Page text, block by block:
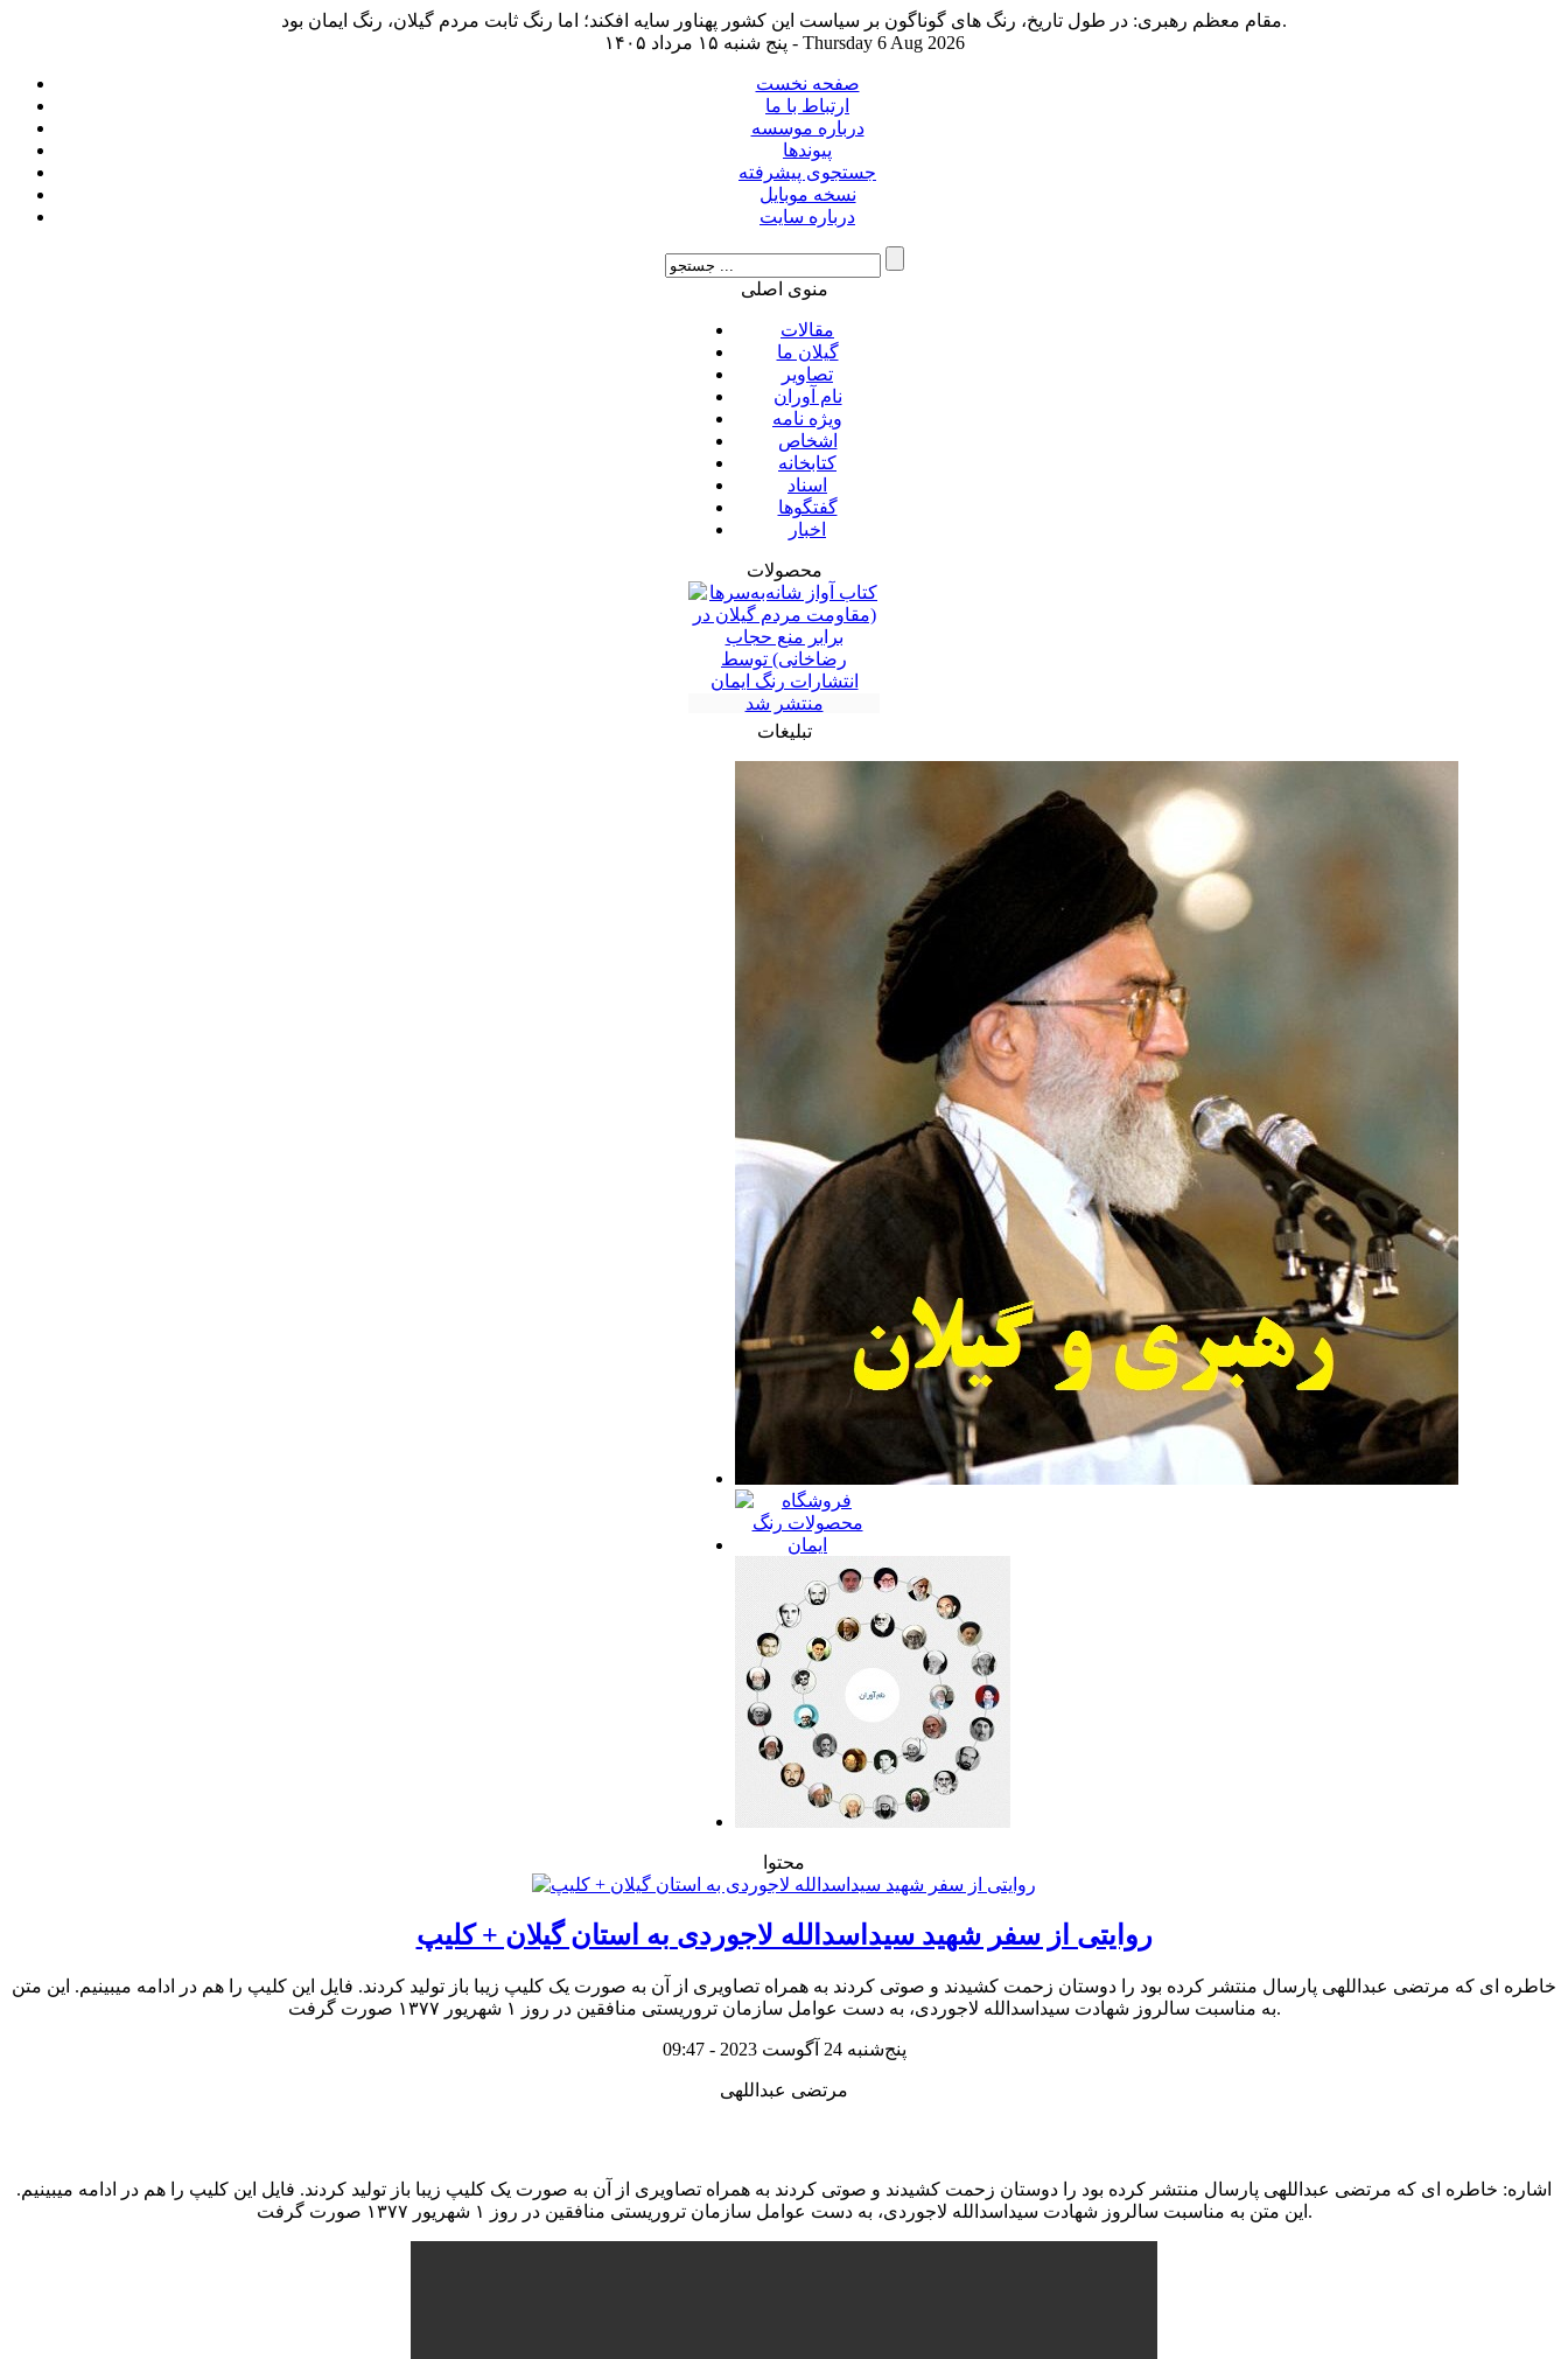
مقام معظم رهبری: در طول تاریخ، رنگ های گوناگون بر سیاست این کشور پهناور سایه افکند؛ اما رنگ ثابت مردم گیلان، رنگ ایمان بود.
پنج شنبه ۱۵ مرداد ۱۴۰۵ - Thursday 6 Aug 2026
صفحه نخست
ارتباط با ما
درباره موسسه
پیوندها
جستجوی پیشرفته
نسخه موبایل
درباره سایت
منوی اصلی
مقالات
گیلان ما
تصاویر
نام آوران
ویژه نامه
اشخاص
کتابخانه
اسناد
گفتگوها
اخبار
محصولات
تبلیغات
محتوا
روایتی از سفر شهید سیداسدالله لاجوردی به استان گیلان + کلیپ
خاطره ای که مرتضی عبداللهی پارسال منتشر کرده بود را دوستان زحمت کشیدند و صوتی کردند به همراه تصاویری از آن به صورت یک کلیپ زیبا باز تولید کردند. فایل این کلیپ را هم در ادامه میبینیم. این متن
به مناسبت سالروز شهادت سیداسدالله لاجوردی، به دست عوامل سازمان تروریستی منافقین در روز ۱ شهریور ۱۳۷۷ صورت گرفت.
پنج‌شنبه 24 آگوست 2023 - 09:47
مرتضی عبداللهی
اشاره: خاطره ای که مرتضی عبداللهی پارسال منتشر کرده بود را دوستان زحمت کشیدند و صوتی کردند به همراه تصاویری از آن به صورت یک کلیپ زیبا باز تولید کردند. فایل این کلیپ را هم در ادامه میبینیم.
این متن به مناسبت سالروز شهادت سیداسدالله لاجوردی، به دست عوامل سازمان تروریستی منافقین در روز ۱ شهریور ۱۳۷۷ صورت گرفت.